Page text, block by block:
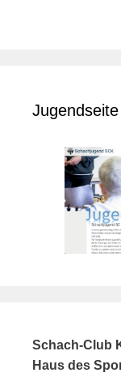
Schach-Club
Haus des